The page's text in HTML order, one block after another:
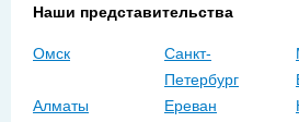
Наши представительства
Омск
Санкт-
Петербург
Алматы
Ереван